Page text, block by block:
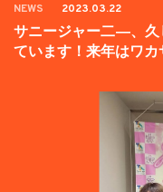
NEWS 2023.03.22
サニージャー二―、久
ています！来年はワカ